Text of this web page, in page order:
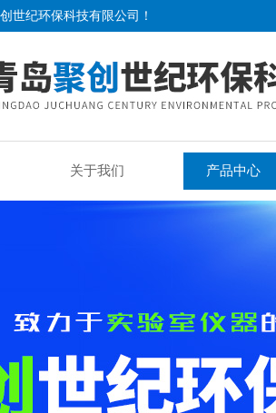
世纪环保科技有限公司！
关于我们 产品中心